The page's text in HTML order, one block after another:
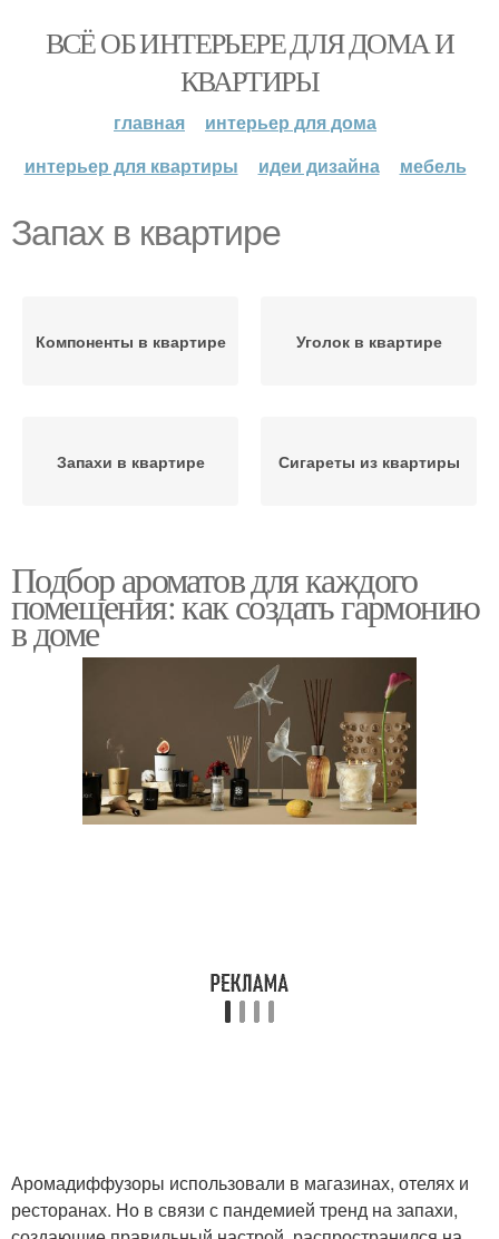
ВСЁ ОБ ИНТЕРЬЕРЕ ДЛЯ ДОМА И
КВАРТИРЫ
главная
интерьер для дома
интерьер для квартиры
идеи дизайна мебель
Запах в квартире
Компоненты в квартире Уголок в квартире
Запахи в квартире Сигареты из квартиры
Подбор ароматов для каждого
помещения: как создать гармонию
в доме
Аромадиффузоры использовали в магазинах, отелях и
ресторанах. Но в связи с пандемией тренд на запахи,